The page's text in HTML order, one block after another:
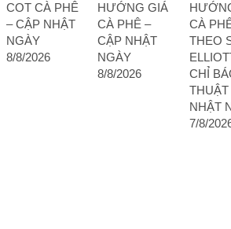
COT CÀ PHÊ
– CẬP NHẬT
NGÀY
8/8/2026
HƯỚNG GIÁ
CÀ PHÊ –
CẬP NHẬT
NGÀY
8/8/2026
CÀ
THEO
CHỈ
NHẬT
7/8/